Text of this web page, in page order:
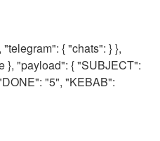
{ "chats": } },
}, "payload": { "SUBJECT":
"5", "KEBAB":